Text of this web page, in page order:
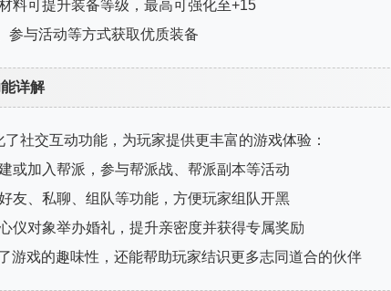
料可提升装备等级，最高可强化至+15
参与活动等方式获取优质装备
详解
社交互动功能，为玩家提供更丰富的游戏体验：
或加入帮派，参与帮派战、帮派副本等活动
友、私聊、组队等功能，方便玩家组队开黑
仪对象举办婚礼，提升亲密度并获得专属奖励
游戏的趣味性，还能帮助玩家结识更多志同道合的伙伴